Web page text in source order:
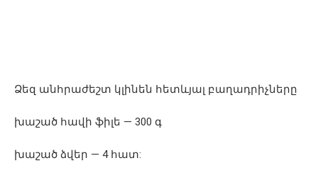
Ձեզ անհրաժեշտ կլինեն հետևյալ բաղադրիչները
խաշած հավի ֆիլե — 300 գ
խաշած ձվեր — 4 հատ: